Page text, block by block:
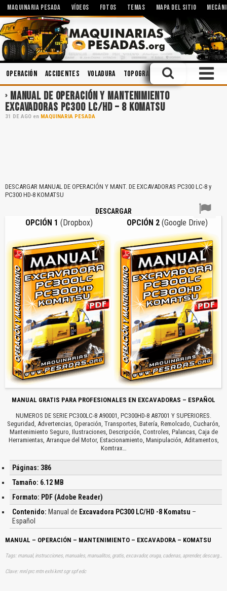
MAQUINARIA PESADA VÍDEOS FOTOS TEMAS MAPA DEL SITIO
Operación Accidentes Voladura Topografía Manejo Defensivo
MANUAL DE OPERACIÓN Y MANTENIMIENTO
EXCAVADORAS PC300 LC/HD – 8 KOMATSU
31 DE AGO en MAQUINARIA PESADA
DESCARGAR MANUAL DE OPERACIÓN Y MANT. DE EXCAVADORAS PC300 LC-8 y
PC300 HD-8 KOMATSU
DESCARGAR
OPCIÓN 1 (Dropbox) OPCIÓN 2 (Google Drive)
MANUAL GRATIS PARA PROFESIONALES EN EXCAVADORAS – ESPAÑOL
NUMEROS DE SERIE PC300LC-8 A90001, PC300HD-8 A87001 Y SUPERIORES.
Seguridad, Advertencias, Operación, Transportes, Batería, Remolcado, Cucharón,
Mantenimiento Seguro, Ilustraciones, Descripción, Controles, Palancas, Caja de
Herramientas, Arranque del Motor, Estacionamiento, Manipulación, Aditamentos,
Komtrax…
Páginas: 386
Tamaño: 6.12 MB
Formato: PDF (Adobe Reader)
Contenido: Manual de Excavadora PC300 LC/HD -8 Komatsu –
Español
MANUAL – OPERACIÓN – MANTENIMIENTO – EXCAVADORA – KOMATSU
Tags: manual, instrucciones, manuales, manualitos, gratis, excavador, oruga, cadenas, aprender, descargas
Clave: mnl prc mtn exhi kmt sgr spf edc